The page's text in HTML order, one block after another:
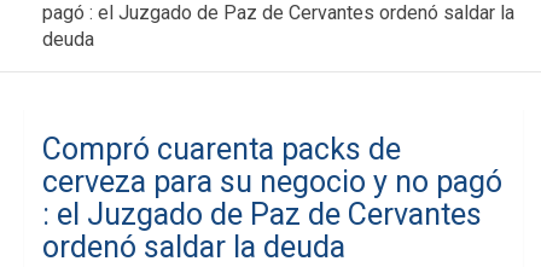
pagó : el Juzgado de Paz de Cervantes ordenó saldar la
deuda
Compró cuarenta packs de
cerveza para su negocio y no pagó
: el Juzgado de Paz de Cervantes
ordenó saldar la deuda